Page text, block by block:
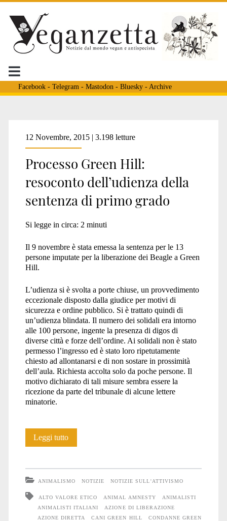
Facebook- Telegram - Mastodon - Bluesky- Archive
Tag:
<span>condanne
green
hill</span>
12 Novembre, 2015 | 3.198 letture
Processo Green Hill:
resoconto dell’udienza della
sentenza di primo grado
Si legge in circa: 2 minuti
Il 9 novembre è stata emessa la sentenza per le 13
persone imputate per la liberazione dei Beagle a Green
Hill.
L’udienza si è svolta a porte chiuse, un provvedimento
eccezionale disposto dalla giudice per motivi di
sicurezza e ordine pubblico. Si è trattato quindi di
un’udienza blindata. Il numero dei solidali era intorno
alle 100 persone, ingente la presenza di digos di
diverse città e forze dell’ordine. Ai solidali non è stato
permesso l’ingresso ed è stato loro ripetutamente
chiesto ad allontanarsi e di non sostare in prossimità
dell’aula. Richiesta accolta solo da poche persone. Il
motivo dichiarato di tali misure sembra essere la
ricezione da parte del tribunale di alcune lettere
minatorie.
Leggi tuttoProcesso
dell’udienza
ANIMALISMO NOTIZIE NOTIZIE SULL'ATTIVISMO
ALTO VALORE ETICO ANIMAL AMNESTY
ANIMALISTI
ANIMALISTI ITALIANI
AZIONE DI LIBERAZIONE
AZIONE DIRETTA
CANI GREEN HILL
CONDANNE GREEN